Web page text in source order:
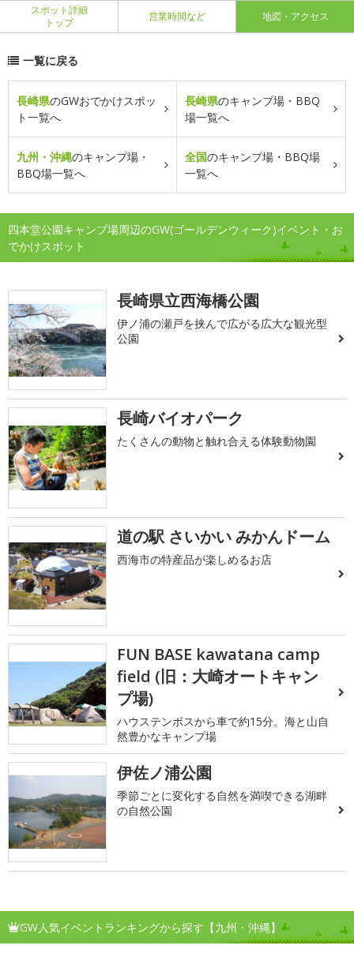
スポット詳細
トップ
営業時間など 地図・アクセス
一覧に戻る
長崎県のGWおでかけスポッ
ト一覧へ
長崎県のキャンプ場・BBQ
場一覧へ
九州・沖縄のキャンプ場・
BBQ場一覧へ
全国のキャンプ場・BBQ場
一覧へ
四本堂公園キャンプ場周辺のGW(ゴールデンウィーク)イベント・お
でかけスポット
長崎県立西海橋公園
伊ノ浦の瀬戸を挟んで広がる広大な観光型
公園
長崎バイオパーク
たくさんの動物と触れ合える体験動物園
道の駅 さいかい みかんドーム
西海市の特産品が楽しめるお店
FUN BASE kawatana camp
field (旧：大崎オートキャン
プ場)
ハウステンボスから車で約15分。海と山自
然豊かなキャンプ場
伊佐ノ浦公園
季節ごとに変化する自然を満喫できる湖畔
の自然公園
GW人気イベントランキングから探す【九州・沖縄】